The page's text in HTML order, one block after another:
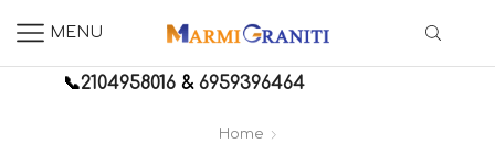
MENU
📞2104958016 &6959396464
Home